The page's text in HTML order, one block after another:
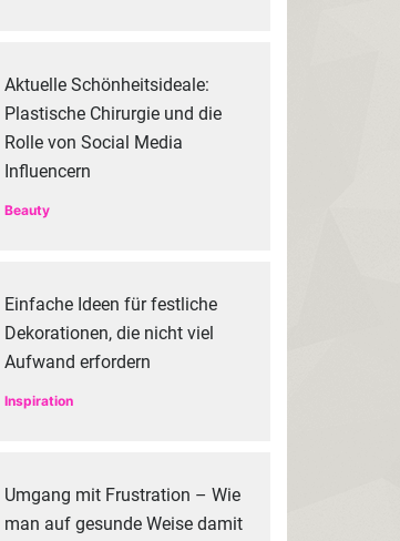
Aktuelle Schönheitsideale:
Plastische Chirurgie und die
Rolle von Social Media
Influencern
Beauty
Einfache Ideen für festliche
Dekorationen, die nicht viel
Aufwand erfordern
Inspiration
Umgang mit Frustration – Wie
man auf gesunde Weise damit